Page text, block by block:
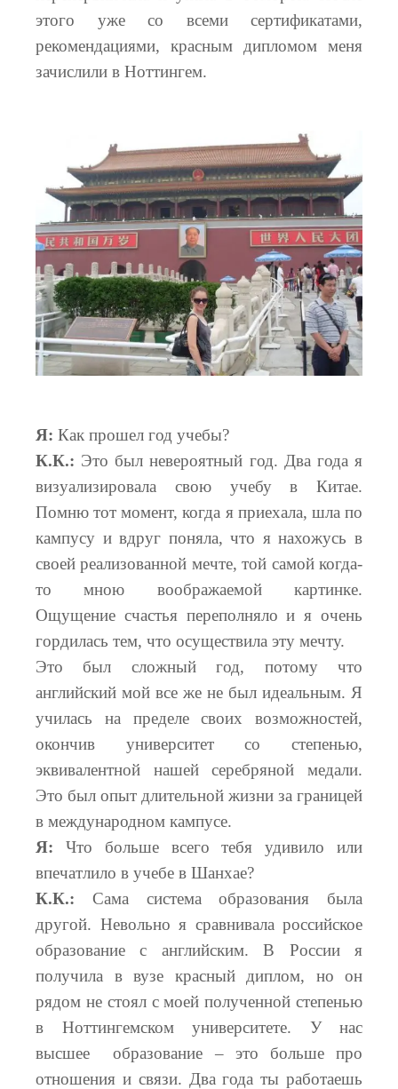
этого уже со всеми сертификатами,
рекомендациями, красным дипломом меня
зачислили в Ноттингем.
Я: Как прошел год учебы?
К.К.: Это был невероятный год. Два года я
визуализировала свою учебу в Китае.
Помню тот момент, когда я приехала, шла по
кампусу и вдруг поняла, что я нахожусь в
своей реализованной мечте, той самой когда-
то мною воображаемой картинке.
Ощущение счастья переполняло и я очень
гордилась тем, что осуществила эту мечту.
Это был сложный год, потому что
английский мой все же не был идеальным. Я
училась на пределе своих возможностей,
окончив университет со степенью,
эквивалентной нашей серебряной медали.
Это был опыт длительной жизни за границей
в международном кампусе.
Я: Что больше всего тебя удивило или
впечатлило в учебе в Шанхае?
К.К.: Сама система образования была
другой. Невольно я сравнивала российское
образование с английским. В России я
получила в вузе красный диплом, но он
рядом не стоял с моей полученной степенью
в Ноттингемском университете. У нас
высшее образование – это больше про
отношения и связи. Два года ты работаешь